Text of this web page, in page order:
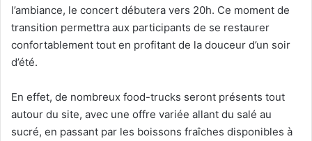
l’ambiance, le concert débutera vers 20h. Ce moment de
transition permettra aux participants de se restaurer
confortablement tout en profitant de la douceur d’un soir
d’été.
En effet, de nombreux food-trucks seront présents tout
autour du site, avec une offre variée allant du salé au
sucré, en passant par les boissons fraîches disponibles à